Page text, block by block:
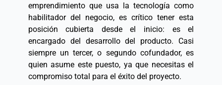
emprendimiento que usa la tecnología como
habilitador del negocio, es crítico tener esta
posición cubierta desde el inicio: es el
encargado del desarrollo del producto. Casi
siempre un tercer, o segundo cofundador, es
quien asume este puesto, ya que necesitas el
compromiso total para el éxito del proyecto.